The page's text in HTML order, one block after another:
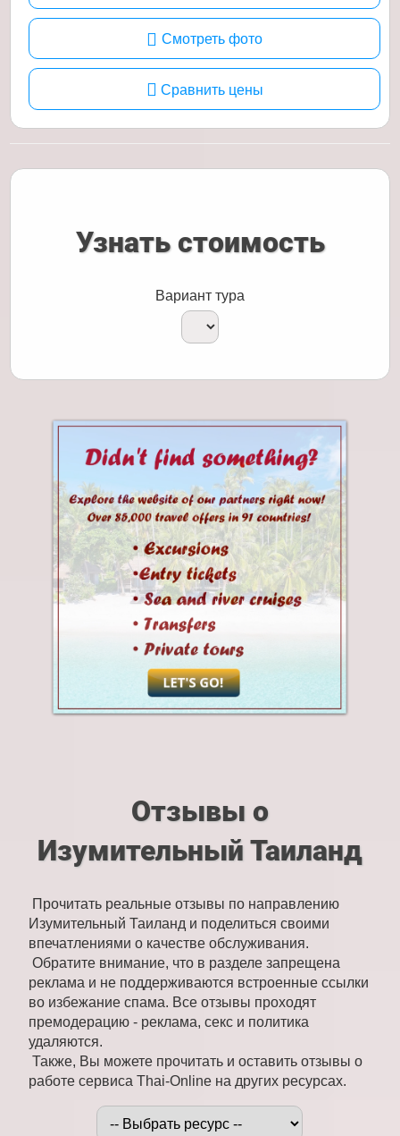
Смотреть фото
Сравнить цены
Узнать стоимость
Вариант тура
Отзывы о
Изумительный Таиланд
Прочитать реальные отзывы по направлению
Изумительный Таиланд и поделиться своими
впечатлениями о качестве обслуживания.
Обратите внимание, что в разделе запрещена
реклама и не поддерживаются встроенные ссылки
во избежание спама. Все отзывы проходят
премодерацию - реклама, секс и политика
удаляются.
Также, Вы можете прочитать и оставить отзывы о
работе сервиса Thai-Online на других ресурсах.